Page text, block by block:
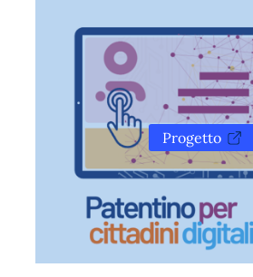
Progetto